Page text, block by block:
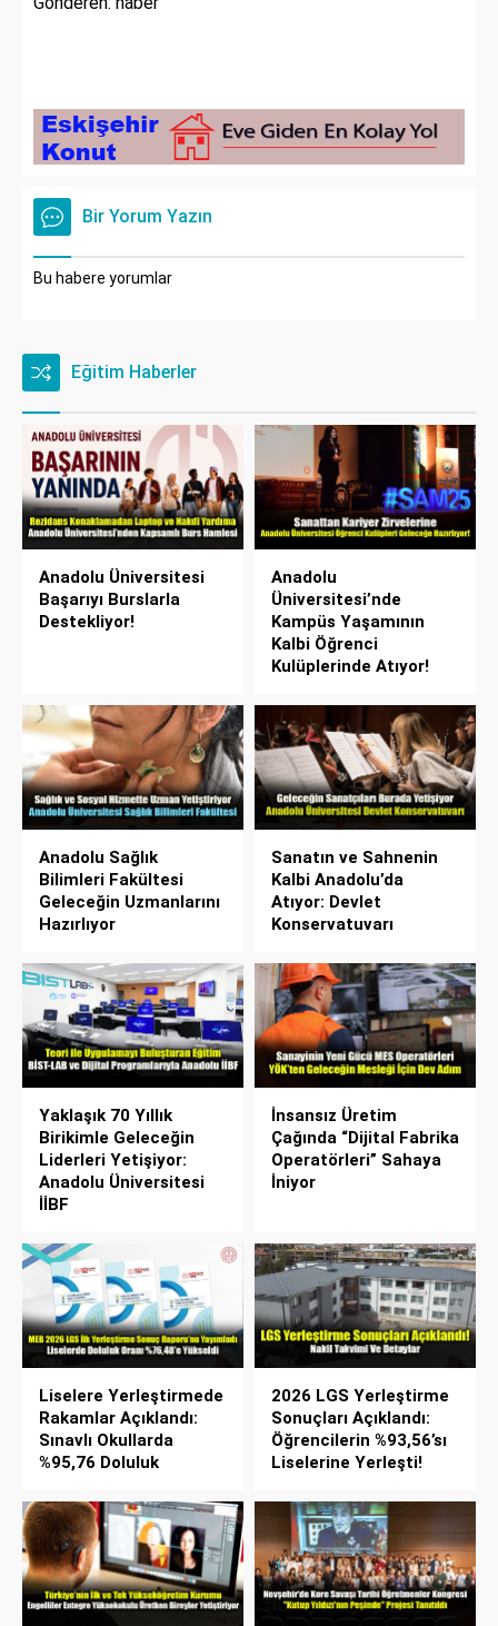
Bir Yorum Yazın
Bu habere yorumlar
Eğitim Haberler
Anadolu Üniversitesi
Başarıyı Burslarla
Destekliyor!
Anadolu
Üniversitesi’nde
Kampüs Yaşamının
Kalbi Öğrenci
Kulüplerinde Atıyor!
Anadolu Sağlık
Bilimleri Fakültesi
Geleceğin Uzmanlarını
Hazırlıyor
Sanatın ve Sahnenin
Kalbi Anadolu’da
Atıyor: Devlet
Konservatuvarı
Yaklaşık 70 Yıllık
Birikimle Geleceğin
Liderleri Yetişiyor:
Anadolu Üniversitesi
İİBF
İnsansız Üretim
Çağında “Dijital Fabrika
Operatörleri” Sahaya
İniyor
Liselere Yerleştirmede
Rakamlar Açıklandı:
Sınavlı Okullarda
%95,76 Doluluk
2026 LGS Yerleştirme
Sonuçları Açıklandı:
Öğrencilerin %93,56’sı
Liselerine Yerleşti!